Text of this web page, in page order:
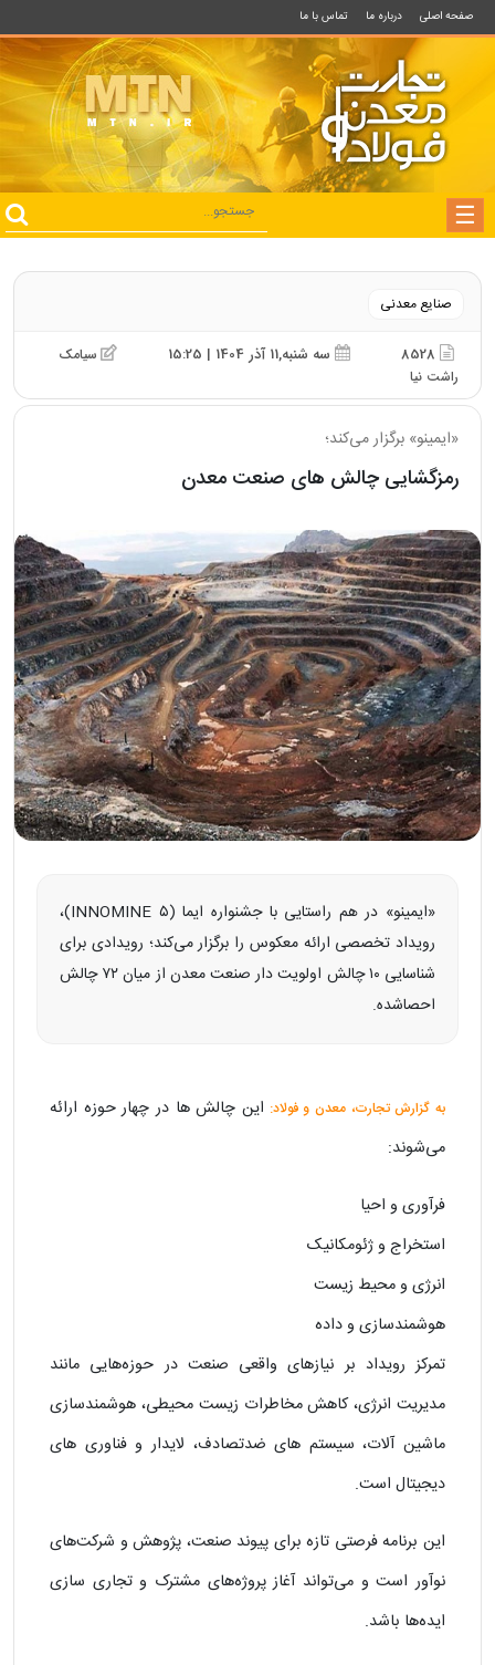
صفحه اصلی درباره ما تماس با ما
صنایع معدنی
8528 سه شنبه,11 آذر 1404 | 15:25
سیامک
راشت نیا
«ایمینو» برگزار می‌کند؛
رمزگشایی چالش‌ های صنعت معدن
«ایمینو» در هم‌ راستایی با جشنواره ایما (INNOMINE ۵)،
رویداد تخصصی ارائه معکوس را برگزار می‌کند؛ رویدادی برای
شناسایی ۱۰ چالش اولویت‌ دار صنعت معدن از میان ۷۲ چالش
احصاشده.
به گزارش تجارت، معدن و فولاد: این چالش‌ ها در چهار حوزه ارائه
می‌شوند:
فرآوری و احیا
استخراج و ژئومکانیک
انرژی و محیط‌ زیست
هوشمندسازی و داده
تمرکز رویداد بر نیاز‌های واقعی صنعت در حوزه‌هایی مانند
مدیریت انرژی، کاهش مخاطرات زیست‌ محیطی، هوشمندسازی
ماشین‌ آلات، سیستم‌ های ضدتصادف، لایدار و فناوری‌ های
دیجیتال است.
این برنامه فرصتی تازه برای پیوند صنعت، پژوهش و شرکت‌های
نوآور است و می‌تواند آغاز پروژه‌های مشترک و تجاری‌ سازی
ایده‌ها باشد.